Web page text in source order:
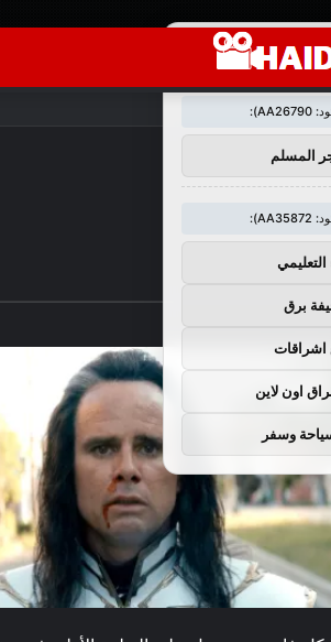
المسلم
برق
اشراقات
اون لاين
وسفر